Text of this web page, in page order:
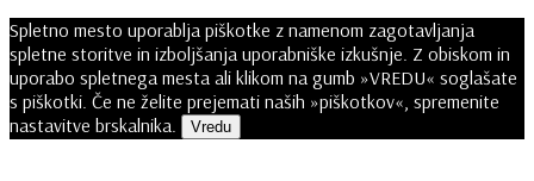
Spletno mesto uporablja piškotke z namenom zagotavljanja
spletne storitve in izboljšanja uporabniške izkušnje. Z obiskom in
uporabo spletnega mesta ali klikom na gumb »VREDU« soglašate
s piškotki. Če ne želite prejemati naših »piškotkov«, spremenite
nastavitve brskalnika.
Vredu